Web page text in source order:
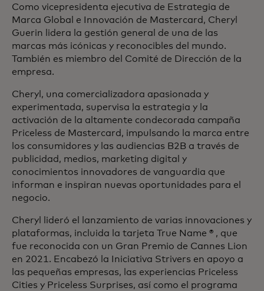
Como vicepresidenta ejecutiva de Estrategia de
Marca Global e Innovación de Mastercard, Cheryl
Guerin lidera la gestión general de una de las
marcas más icónicas y reconocibles del mundo.
También es miembro del Comité de Dirección de la
empresa.
Cheryl, una comercializadora apasionada y
experimentada, supervisa la estrategia y la
activación de la altamente condecorada campaña
Priceless de Mastercard, impulsando la marca entre
los consumidores y las audiencias B2B a través de
publicidad, medios, marketing digital y
conocimientos innovadores de vanguardia que
informan e inspiran nuevas oportunidades para el
negocio.
Cheryl lideró el lanzamiento de varias innovaciones y
plataformas, incluida la tarjeta True Name ® , que
fue reconocida con un Gran Premio de Cannes Lion
en 2021. Encabezó la Iniciativa Strivers en apoyo a
las pequeñas empresas, las experiencias Priceless
Cities y Priceless Surprises, así como el programa